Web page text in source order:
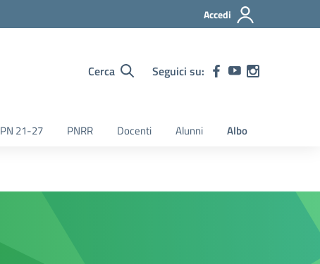
Accedi
Cerca Seguici su:
PN 21-27 PNRR Docenti Alunni Albo